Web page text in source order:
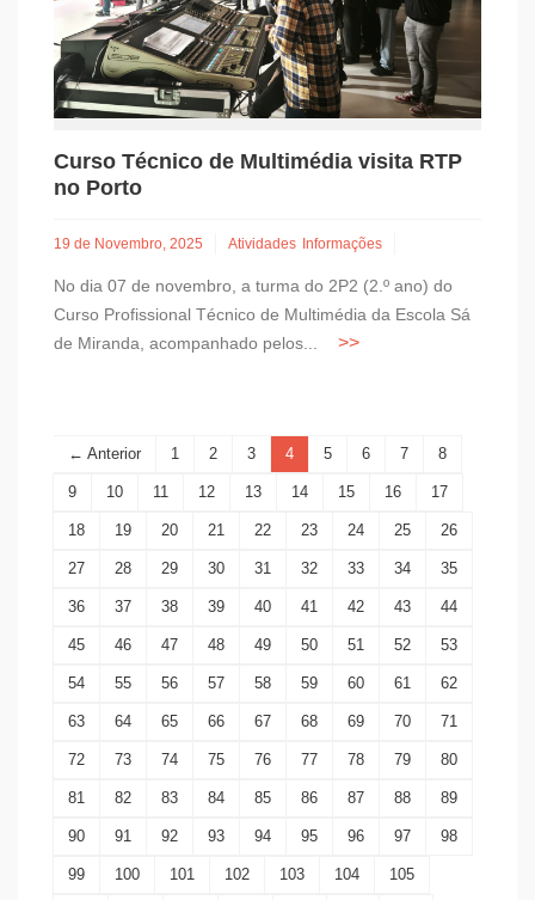
Curso Técnico de Multimédia visita RTP
no Porto
19 de Novembro, 2025 Atividades Informações
No dia 07 de novembro, a turma do 2P2 (2.º ano) do
Curso Profissional Técnico de Multimédia da Escola Sá
de Miranda, acompanhado pelos...
← Anterior 1 2 3 4 5 6 7 8
9 10 11 12 13 14 15 16 17
18 19 20 21 22 23 24 25 26
27 28 29 30 31 32 33 34 35
36 37 38 39 40 41 42 43 44
45 46 47 48 49 50 51 52 53
54 55 56 57 58 59 60 61 62
63 64 65 66 67 68 69 70 71
72 73 74 75 76 77 78 79 80
81 82 83 84 85 86 87 88 89
90 91 92 93 94 95 96 97 98
99 100 101 102 103 104 105